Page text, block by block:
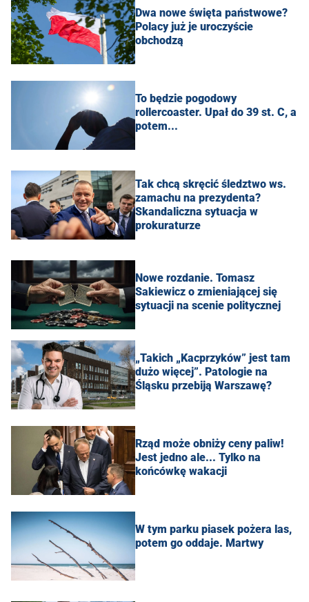
Dwa nowe święta państwowe?
Polacy już je uroczyście
obchodzą
To będzie pogodowy
rollercoaster. Upał do 39 st. C, a
potem...
Tak chcą skręcić śledztwo ws.
zamachu na prezydenta?
Skandaliczna sytuacja w
prokuraturze
Nowe rozdanie. Tomasz
Sakiewicz o zmieniającej się
sytuacji na scenie politycznej
„Takich „Kacprzyków” jest tam
dużo więcej”. Patologie na
Śląsku przebiją Warszawę?
Rząd może obniży ceny paliw!
Jest jedno ale... Tylko na
końcówkę wakacji
W tym parku piasek pożera las,
potem go oddaje. Martwy